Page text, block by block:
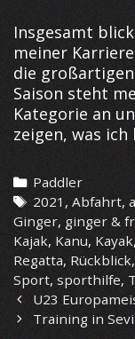
Insgesamt
meiner
die
Saison steht
Kategorie an
zeigen, was ich
Categories
Paddler
Tags
2021,Abfahrt,
Ginger, ginger &
Kajak, Kanu, Kayak,
Regatta, Rückblick,
Sport, sporthilfe,
Post
navigation
U23
Training in